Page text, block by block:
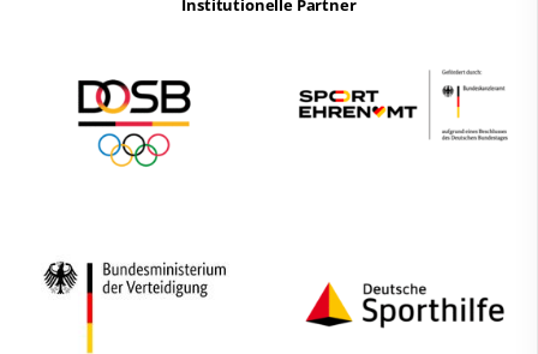
Institutionelle Partner